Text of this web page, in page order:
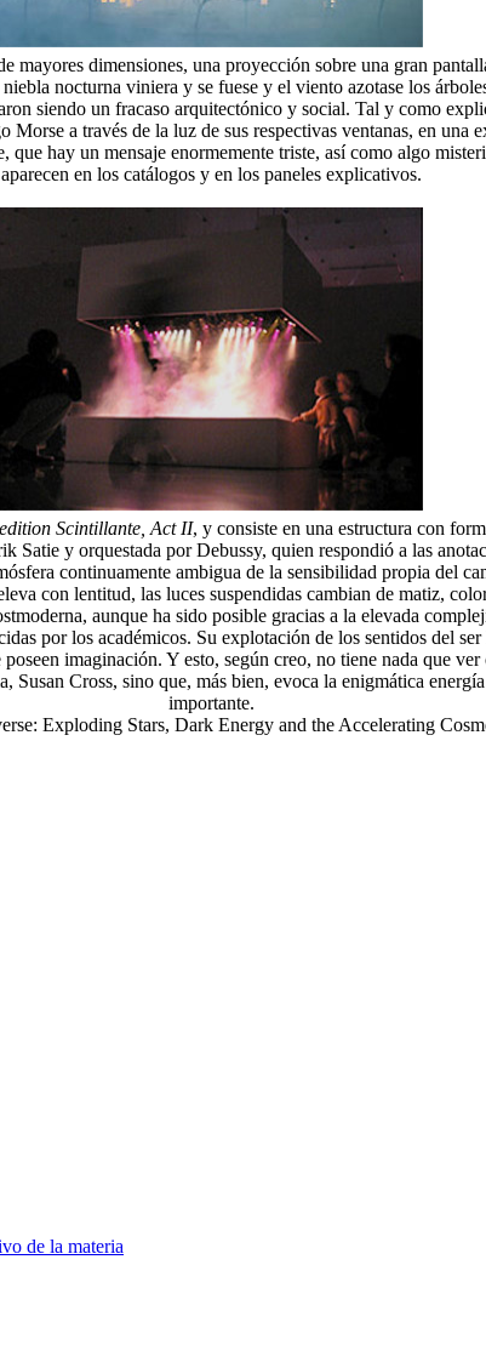
dimensiones, una proyección sobre una gran
nocturna viniera y se fuese y el viento azotase los
siendo un fracaso arquitectónico y social. Tal y como
a través de la luz de sus respectivas ventanas, en una
hay un mensaje enormemente triste, así como algo
aparecen en los catálogos y en los paneles explicativos.
Scintillante, Act II, y consiste en una estructura con
Satie y orquestada por Debussy, quien respondió a las
continuamente ambigua de la sensibilidad propia del
con lentitud, las luces suspendidas cambian de matiz,
aunque ha sido posible gracias a la elevada
por los académicos. Su explotación de los sentidos del
imaginación. Y esto, según creo, no tiene nada que
Cross, sino que, más bien, evoca la enigmática
importante.
Exploding Stars, Dark Energy and the Accelerating
de la materia